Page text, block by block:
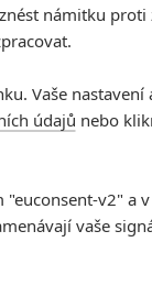
námitku proti
Vaše nastavení
údajů nebo
"euconsent-v2" a
vaše